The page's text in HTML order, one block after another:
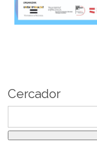
Cercador